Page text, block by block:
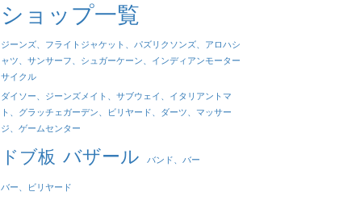
ショップ一覧
ジーンズ、フライトジャケット、パズリクソンズ、アロハシ
ャツ、サンサーフ、シュガーケーン、インディアンモーター
サイクル
ダイソー、ジーンズメイト、サブウェイ、イタリアントマ
ト、グラッチェガーデン、ビリヤード、ダーツ、マッサー
ジ、ゲームセンター
ドブ板 バザール バンド、バー
バー、ビリヤード